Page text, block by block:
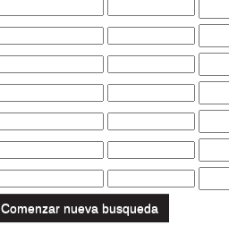
Comenzar nueva busqueda